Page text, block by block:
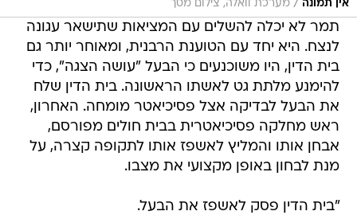
אין תמונה / מערכת וואלה, צילום מסך
תמר לא יכלה להשלים עם המציאות שתישאר עגונה
לנצח. היא יחד עם הטוענת הרבנית, ומאוחר יותר גם
בית הדין, היו משוכנעים כי הבעל "עושה הצגה", כדי
להימנע מלתת גט לאשתו הראשונה. בית הדין שלח
את הבעל לבדיקה אצל פסיכיאטר מומחה. האחרון,
ראש מחלקה פסיכיאטרית בבית חולים מפורסם,
אבחן אותו והמליץ לאשפז אותו לתקופה קצרה, על
מנת לבחון באופן מקצועי את מצבו.
"בית הדין פסק לאשפז את הבעל.